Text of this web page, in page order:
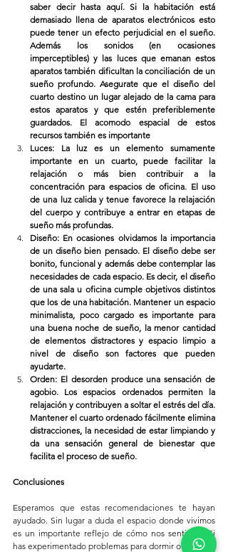
saber decir hasta aquí. Si la habitación está
demasiado llena de aparatos electrónicos esto
puede tener un efecto perjudicial en el sueño.
Además los sonidos (en ocasiones
imperceptibles) y las luces que emanan estos
aparatos también dificultan la conciliación de un
sueño profundo. Asegurate que el diseño del
cuarto destino un lugar alejado de la cama para
estos aparatos y que estén preferiblemente
guardados. El acomodo espacial de estos
recursos también es importante
Luces: La luz es un elemento sumamente
importante en un cuarto, puede facilitar la
relajación o más bien contribuir a la
concentración para espacios de oficina. El uso
de una luz calida y tenue favorece la relajación
del cuerpo y contribuye a entrar en etapas de
sueño más profundas.
Diseño: En ocasiones olvidamos la importancia
de un diseño bien pensado. El diseño debe ser
bonito, funcional y además debe contemplar las
necesidades de cada espacio. Es decir, el diseño
de una sala u oficina cumple objetivos distintos
que los de una habitación. Mantener un espacio
minimalista, poco cargado es importante para
una buena noche de sueño, la menor cantidad
de elementos distractores y espacio limpio a
nivel de diseño son factores que pueden
ayudarte.
Orden: El desorden produce una sensación de
agobio. Los espacios ordenados permiten la
relajación y contribuyen a soltar el estrés del día.
Mantener el cuarto ordenado fácilmente elimina
distracciones, la necesidad de estar limpiando y
da una sensación general de bienestar que
facilita el proceso de sueño.
Conclusiones
Esperamos que estas recomendaciones te hayan
ayudado. Sin lugar a duda el espacio donde vivimos
es un importante reflejo de cómo nos sentimos. Si
has experimentado problemas para dormir o sufrís de